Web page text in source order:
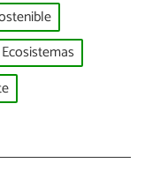
Ecosistemas